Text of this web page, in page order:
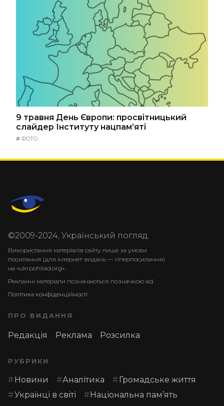
9 травня День Європи: просвітницький
слайдер Інституту нацпам’яті
# ФОТО
©2009-2024, Український погляд.
Використання матеріалів сайту лише за умови
посилання (для інтернет-видань — гіперпосилання)
на «ukrpohliad.org».
Рекламні матеріали позначаються позначкою ad.
Політика конфіденційності
ПРО ВИДАННЯ
Редакція Реклама Розсилка
РУБРИКИ
Новини Аналітика
Громадське життя
Українці в світі
Національна пам’ять